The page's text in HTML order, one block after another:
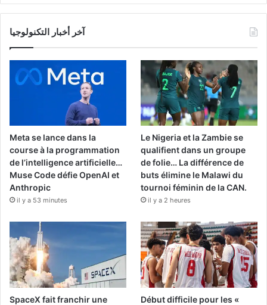
آخر أخبار التكنولوجيا
Meta se lance dans la
course à la programmation
de l’intelligence artificielle…
Muse Code défie OpenAI et
Anthropic
il y a 53 minutes
Le Nigeria et la Zambie se
qualifient dans un groupe
de folie… La différence de
buts élimine le Malawi du
tournoi féminin de la CAN.
il y a 2 heures
SpaceX fait franchir une
Début difficile pour les «